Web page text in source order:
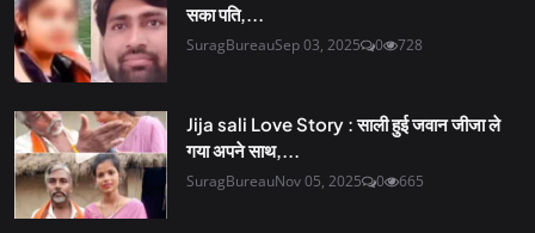
सका पति,...
SuragBureauSep 03, 2025 0 728
Jija sali Love Story : साली हुई जवान जीजा ले
गया अपने साथ,...
SuragBureauNov 05, 2025 0 665